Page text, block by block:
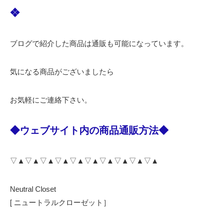
❖
ブログで紹介した商品は通販も可能になっています。
気になる商品がございましたら
お気軽にご連絡下さい。
◆ウェブサイト内の商品通販方法◆
▽▲▽▲▽▲▽▲▽▲▽▲▽▲▽▲▽▲▽▲
Neutral Closet
[ ニュートラルクローゼット］